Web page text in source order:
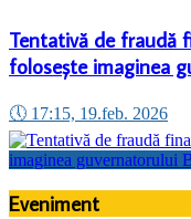
Tentativă de fraudă
folosește imaginea
🕔 17:15, 19.feb. 2026
Eveniment